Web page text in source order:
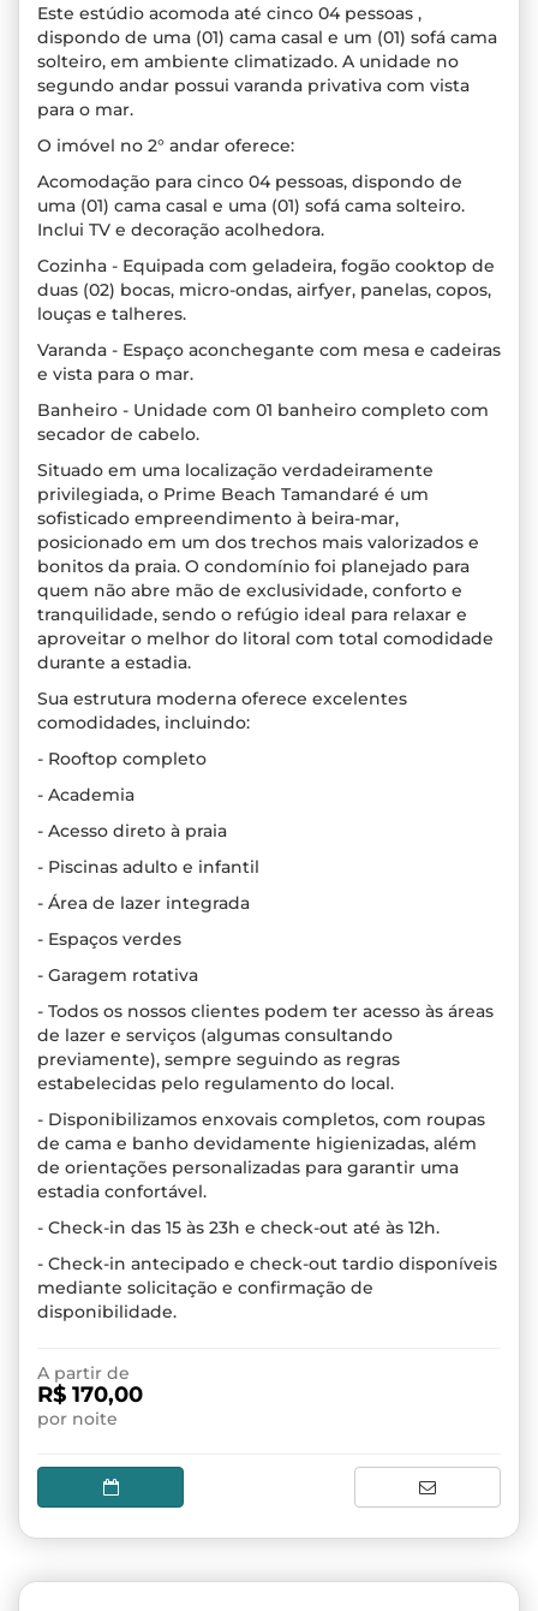
Este estúdio acomoda até cinco 04 pessoas ,
dispondo de uma (01) cama casal e um (01) sofá cama
solteiro, em ambiente climatizado. A unidade no
segundo andar possui varanda privativa com vista
para o mar.
O imóvel no 2° andar oferece:
Acomodação para cinco 04 pessoas, dispondo de
uma (01) cama casal e uma (01) sofá cama solteiro.
Inclui TV e decoração acolhedora.
Cozinha - Equipada com geladeira, fogão cooktop de
duas (02) bocas, micro-ondas, airfyer, panelas, copos,
louças e talheres.
Varanda - Espaço aconchegante com mesa e cadeiras
e vista para o mar.
Banheiro - Unidade com 01 banheiro completo com
secador de cabelo.
Situado em uma localização verdadeiramente
privilegiada, o Prime Beach Tamandaré é um
sofisticado empreendimento à beira-mar,
posicionado em um dos trechos mais valorizados e
bonitos da praia. O condomínio foi planejado para
quem não abre mão de exclusividade, conforto e
tranquilidade, sendo o refúgio ideal para relaxar e
aproveitar o melhor do litoral com total comodidade
durante a estadia.
Sua estrutura moderna oferece excelentes
comodidades, incluindo:
- Rooftop completo
- Academia
- Acesso direto à praia
- Piscinas adulto e infantil
- Área de lazer integrada
- Espaços verdes
- Garagem rotativa
- Todos os nossos clientes podem ter acesso às áreas
de lazer e serviços (algumas consultando
previamente), sempre seguindo as regras
estabelecidas pelo regulamento do local.
- Disponibilizamos enxovais completos, com roupas
de cama e banho devidamente higienizadas, além
de orientações personalizadas para garantir uma
estadia confortável.
- Check-in das 15 às 23h e check-out até às 12h.
- Check-in antecipado e check-out tardio disponíveis
mediante solicitação e confirmação de
disponibilidade.
A partir de
R$ 170,00
por noite